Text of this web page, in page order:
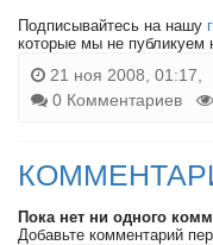
Подписывайтесь на нашу
которые мы не публикуем
21 ноя 2008, 01:17,
0 Комментариев
Пока нет ни одного
Добавьте комментарий